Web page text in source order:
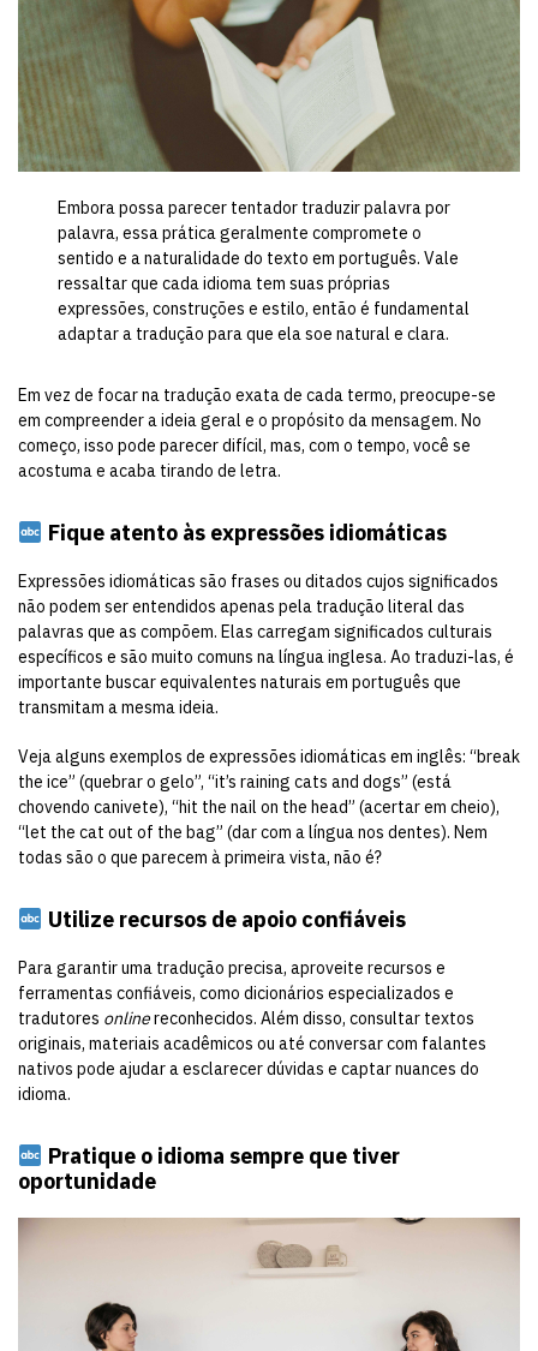
Embora possa parecer tentador traduzir palavra por
palavra, essa prática geralmente compromete o
sentido e a naturalidade do texto em português. Vale
ressaltar que cada idioma tem suas próprias
expressões, construções e estilo, então é fundamental
adaptar a tradução para que ela soe natural e clara.
Em vez de focar na tradução exata de cada termo, preocupe-se
em compreender a ideia geral e o propósito da mensagem. No
começo, isso pode parecer difícil, mas, com o tempo, você se
acostuma e acaba tirando de letra.
Fique atento às expressões idiomáticas
Expressões idiomáticas são frases ou ditados cujos significados
não podem ser entendidos apenas pela tradução literal das
palavras que as compõem. Elas carregam significados culturais
específicos e são muito comuns na língua inglesa. Ao traduzi-las, é
importante buscar equivalentes naturais em português que
transmitam a mesma ideia.
Veja alguns exemplos de expressões idiomáticas em inglês: “break
the ice” (quebrar o gelo”, “it’s raining cats and dogs” (está
chovendo canivete), “hit the nail on the head” (acertar em cheio),
“let the cat out of the bag” (dar com a língua nos dentes). Nem
todas são o que parecem à primeira vista, não é?
Utilize recursos de apoio confiáveis
Para garantir uma tradução precisa, aproveite recursos e
ferramentas confiáveis, como dicionários especializados e
tradutores onlinereconhecidos. Além disso, consultar textos
originais, materiais acadêmicos ou até conversar com falantes
nativos pode ajudar a esclarecer dúvidas e captar nuances do
idioma.
Pratique o idioma sempre que tiver
oportunidade